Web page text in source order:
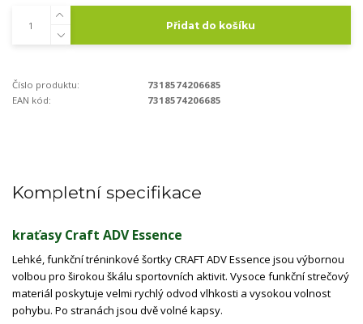
Přidat do košíku
Číslo produktu:
7318574206685
EAN kód:
7318574206685
Kompletní specifikace
kraťasy Craft ADV Essence
Lehké, funkční tréninkové šortky CRAFT ADV Essence jsou výbornou
volbou pro širokou škálu sportovních aktivit. Vysoce funkční strečový
materiál poskytuje velmi rychlý odvod vlhkosti a vysokou volnost
pohybu. Po stranách jsou dvě volné kapsy.